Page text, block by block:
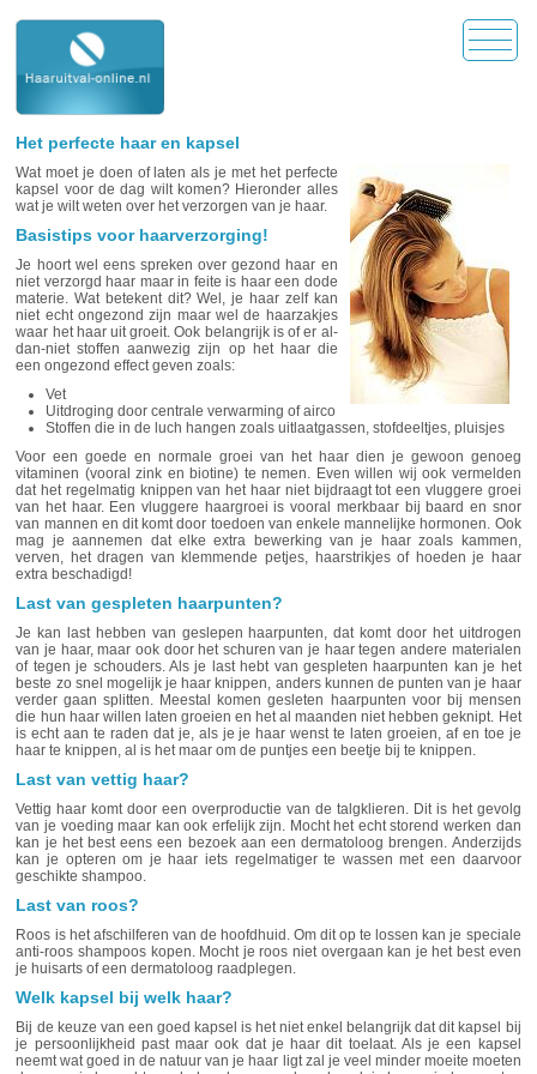
Het perfecte haar en kapsel
Wat moet je doen of laten als je met het perfecte
kapsel voor de dag wilt komen? Hieronder alles
wat je wilt weten over het verzorgen van je haar.
Basistips voor haarverzorging!
Je hoort wel eens spreken over gezond haar en
niet verzorgd haar maar in feite is haar een dode
materie. Wat betekent dit? Wel, je haar zelf kan
niet echt ongezond zijn maar wel de haarzakjes
waar het haar uit groeit. Ook belangrijk is of er al-
dan-niet stoffen aanwezig zijn op het haar die
een ongezond effect geven zoals:
Vet
Uitdroging door centrale verwarming of airco
Stoffen die in de luch hangen zoals uitlaatgassen, stofdeeltjes, pluisjes
Voor een goede en normale groei van het haar dien je gewoon genoeg
vitaminen (vooral zink en biotine) te nemen. Even willen wij ook vermelden
dat het regelmatig knippen van het haar niet bijdraagt tot een vluggere groei
van het haar. Een vluggere haargroei is vooral merkbaar bij baard en snor
van mannen en dit komt door toedoen van enkele mannelijke hormonen. Ook
mag je aannemen dat elke extra bewerking van je haar zoals kammen,
verven, het dragen van klemmende petjes, haarstrikjes of hoeden je haar
extra beschadigd!
Last van gespleten haarpunten?
Je kan last hebben van geslepen haarpunten, dat komt door het uitdrogen
van je haar, maar ook door het schuren van je haar tegen andere materialen
of tegen je schouders. Als je last hebt van gespleten haarpunten kan je het
beste zo snel mogelijk je haar knippen, anders kunnen de punten van je haar
verder gaan splitten. Meestal komen gesleten haarpunten voor bij mensen
die hun haar willen laten groeien en het al maanden niet hebben geknipt. Het
is echt aan te raden dat je, als je je haar wenst te laten groeien, af en toe je
haar te knippen, al is het maar om de puntjes een beetje bij te knippen.
Last van vettig haar?
Vettig haar komt door een overproductie van de talgklieren. Dit is het gevolg
van je voeding maar kan ook erfelijk zijn. Mocht het echt storend werken dan
kan je het best eens een bezoek aan een dermatoloog brengen. Anderzijds
kan je opteren om je haar iets regelmatiger te wassen met een daarvoor
geschikte shampoo.
Last van roos?
Roos is het afschilferen van de hoofdhuid. Om dit op te lossen kan je speciale
anti-roos shampoos kopen. Mocht je roos niet overgaan kan je het best even
je huisarts of een dermatoloog raadplegen.
Welk kapsel bij welk haar?
Bij de keuze van een goed kapsel is het niet enkel belangrijk dat dit kapsel bij
je persoonlijkheid past maar ook dat je haar dit toelaat. Als je een kapsel
neemt wat goed in de natuur van je haar ligt zal je veel minder moeite moeten